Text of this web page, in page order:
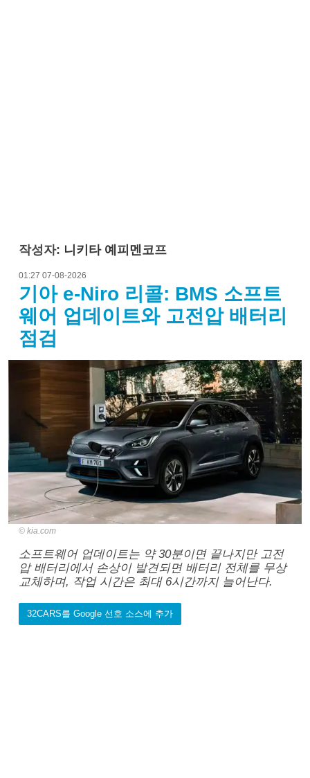
작성자: 니키타 예피멘코프
01:27 07-08-2026
기아 e-Niro 리콜: BMS 소프트
웨어 업데이트와 고전압 배터리
점검
kia.com
소프트웨어 업데이트는 약 30분이면 끝나지만 고전
압 배터리에서 손상이 발견되면 배터리 전체를 무상
교체하며, 작업 시간은 최대 6시간까지 늘어난다.
32CARS를 Google 선호 소스에 추가